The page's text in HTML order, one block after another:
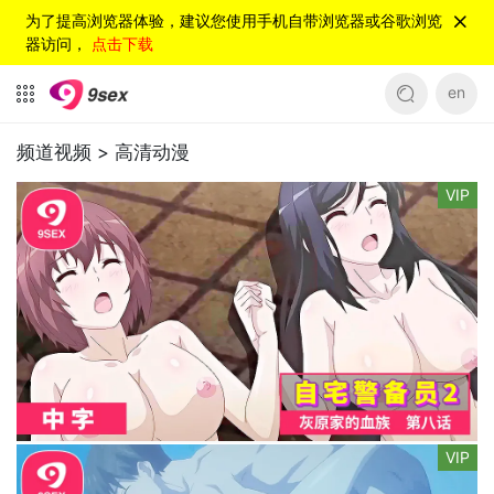
为了提高浏览器体验，建议您使用手机自带浏览器或谷歌浏览
器访问， 点击下载
en
频道视频 > 高清动漫
VIP
VIP